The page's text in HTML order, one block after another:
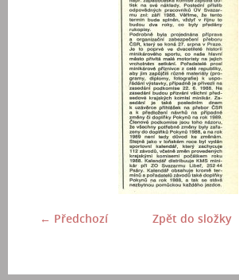
← Předchozí Zpět do složky